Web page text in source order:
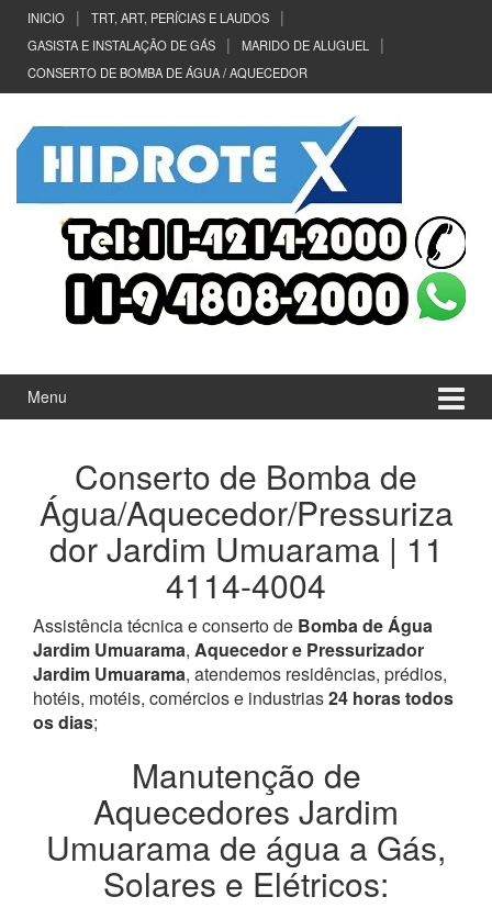
Conteúdo
Pular
menu
principal
INICIO
TRT, ART, PERÍCIAS E LAUDOS
GASISTA E INSTALAÇÃO DE GÁS
MARIDO DE ALUGUEL
CONSERTO DE BOMBA DE ÁGUA / AQUECEDOR
Menu
Conserto de Bomba de
Água/Aquecedor/Pressuriza
dor Jardim Umuarama | 11
4114-4004
Assistência técnica e conserto de Bomba de Água
Jardim Umuarama, Aquecedor e Pressurizador
Jardim Umuarama, atendemos residências, prédios,
hotéis, motéis, comércios e industrias24 horas todos
os dias;
Manutenção de
Aquecedores Jardim
Umuarama de água a Gás,
Solares e Elétricos: